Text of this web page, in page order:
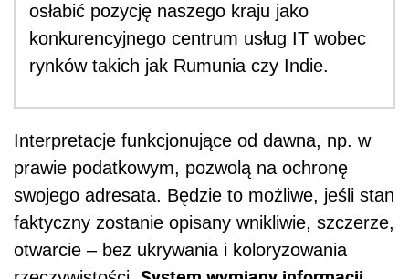
osłabić pozycję naszego kraju jako
konkurencyjnego centrum usług IT wobec
rynków takich jak Rumunia czy Indie.
Interpretacje funkcjonujące od dawna, np. w
prawie podatkowym, pozwolą na ochronę
swojego adresata. Będzie to możliwe, jeśli stan
faktyczny zostanie opisany wnikliwie, szczerze,
otwarcie – bez ukrywania i koloryzowania